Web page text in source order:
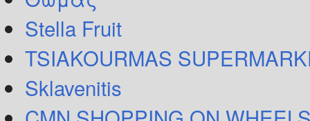
Stella Fruit
TSIAKOURMAS
Sklavenitis